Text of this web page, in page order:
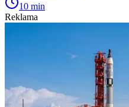
10 min
Reklama